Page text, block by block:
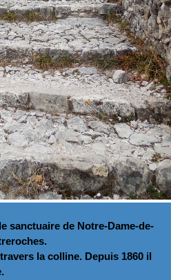
sanctuaire de Notre-Dame-de-
la colline. Depuis 1860 il